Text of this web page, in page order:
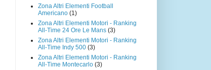
Zona Altri Elementi Football
Americano (1)
Zona Altri Elementi Motori - Ranking
All-Time 24 Ore Le Mans (3)
Zona Altri Elementi Motori - Ranking
All-Time Indy 500 (3)
Zona Altri Elementi Motori - Ranking
All-Time Montecarlo (3)